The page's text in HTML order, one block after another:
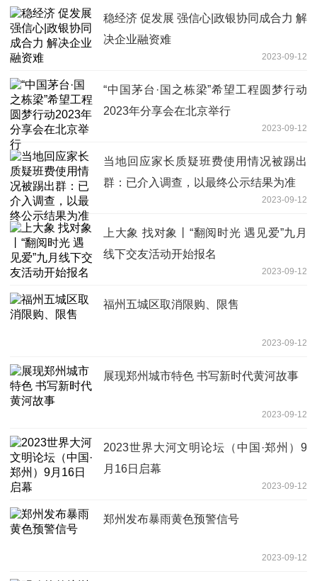
稳经济 促发展 强信心|政银协同成合力 解
决企业融资难
2023-09-12
“中国茅台·国之栋梁”希望工程圆梦行动
2023年分享会在北京举行
2023-09-12
当地回应家长质疑班费使用情况被踢出
群：已介入调查，以最终公示结果为准
2023-09-12
上大象 找对象丨“翻阅时光 遇见爱”九月
线下交友活动开始报名
2023-09-12
福州五城区取消限购、限售
2023-09-12
展现郑州城市特色 书写新时代黄河故事
2023-09-12
2023世界大河文明论坛（中国·郑州）9
月16日启幕
2023-09-12
郑州发布暴雨黄色预警信号
2023-09-12